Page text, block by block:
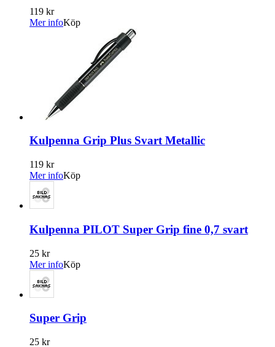
119 kr
Mer infoKöp
Kulpenna Grip Plus Svart Metallic
119 kr
Mer infoKöp
Kulpenna PILOT Super Grip fine 0,7 svart
25 kr
Mer infoKöp
Super Grip
25 kr